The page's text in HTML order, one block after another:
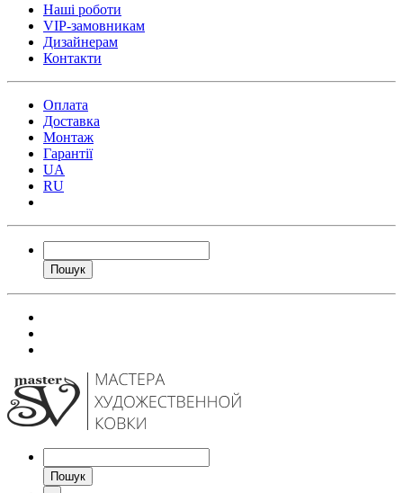
Наші роботи
VIP-замовникам
Дизайнерам
Контакти
Оплата
Доставка
Монтаж
Гарантії
UA
RU
Пошук
Пошук